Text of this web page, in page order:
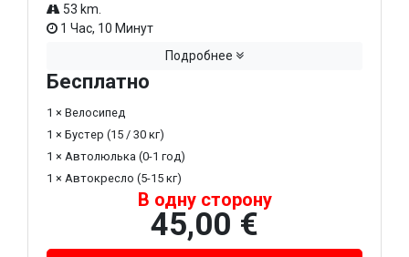
53 km.
1 Час, 10 Минут
Подробнее
Бесплатно
1 × Велосипед
1 × Бустер (15 / 30 кг)
1 × Автолюлька (0-1 год)
1 × Автокресло (5-15 кг)
В одну сторону
45,00 €